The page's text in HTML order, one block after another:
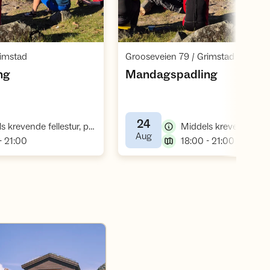
Åpne aktivitet
,
Middels krevende fellestur, padletur
21:00
Åpne
Grooseveien 79 / Grimstad
Mandagspadling,
24
Aug, 18:00 - 21:00